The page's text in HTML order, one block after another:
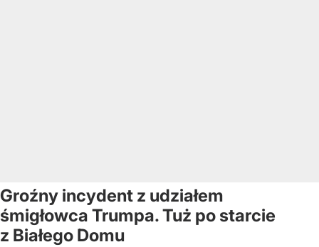
Groźny incydent z udziałem
śmigłowca Trumpa. Tuż po starcie
z Białego Domu